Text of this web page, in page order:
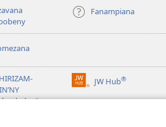
Fanampiana
JW Hub®
(manokatra
rohy)